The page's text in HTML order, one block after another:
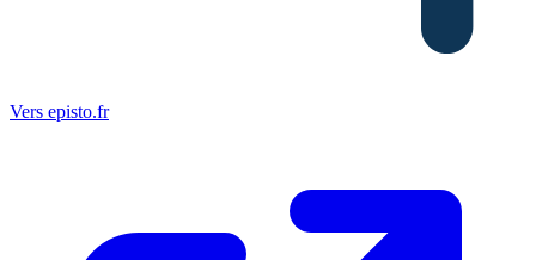
Vers episto.fr